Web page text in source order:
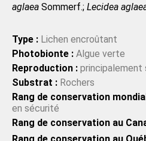
aglaea Sommerf.; Lecidea
Lecidea aglaeaSommerf.;
Lecidea aglaeavar.aglaea
aglaeaSommerf.;Lecidea
Lecidea aglaeavar.aglaeida
cinerascensH. Magn.;Lecidea
Magn.;Lecidea aglaea
Jones ex Cromb.;Lecidea
Nyl.) T. Jones ex Cromb.;
Type : Lichen encroûtant
Photobionte : Algue verte
Reproduction : principalement
Substrat : Rochers
Rang de conservation
en sécurité
Rang de conservation au